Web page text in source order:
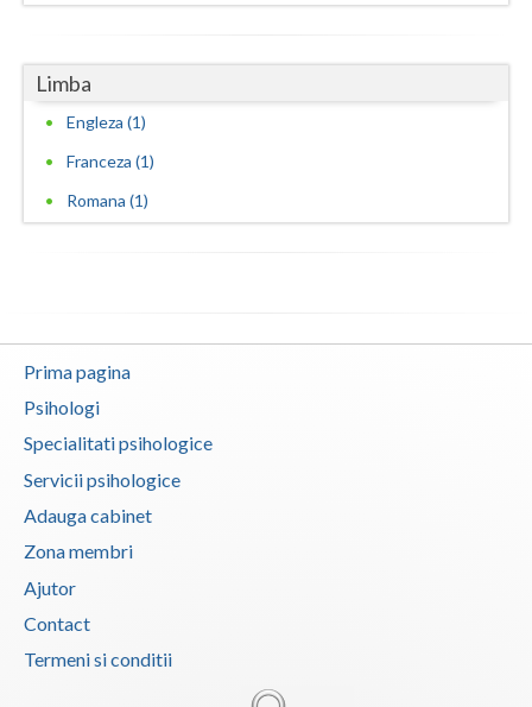
Limba
Engleza (1)
Franceza (1)
Romana (1)
Prima pagina
Psihologi
Specialitati psihologice
Servicii psihologice
Adauga cabinet
Zona membri
Ajutor
Contact
Termeni si conditii